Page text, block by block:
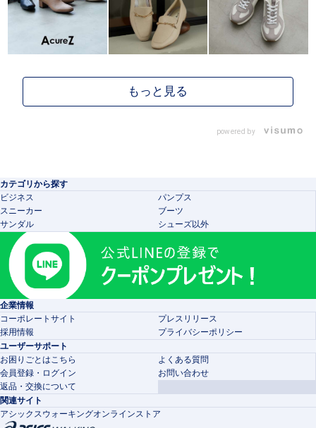
powered by
カテゴリから探す
ビジネス
パンプス
スニーカー
ブーツ
サンダル
シューズ以外
企業情報
コーポレートサイト
プレスリリース
採用情報
プライバシーポリシー
ユーザーサポート
お困りごとはこちら
よくある質問
会員登録・ログイン
お問い合わせ
返品・交換について
関連サイト
アシックスウォーキングオンラインストア